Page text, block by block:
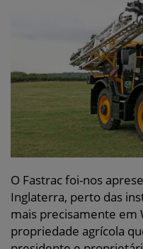
O Fastrac foi-nos
Inglaterra, perto das
mais precisamente em
propriedade agrícola